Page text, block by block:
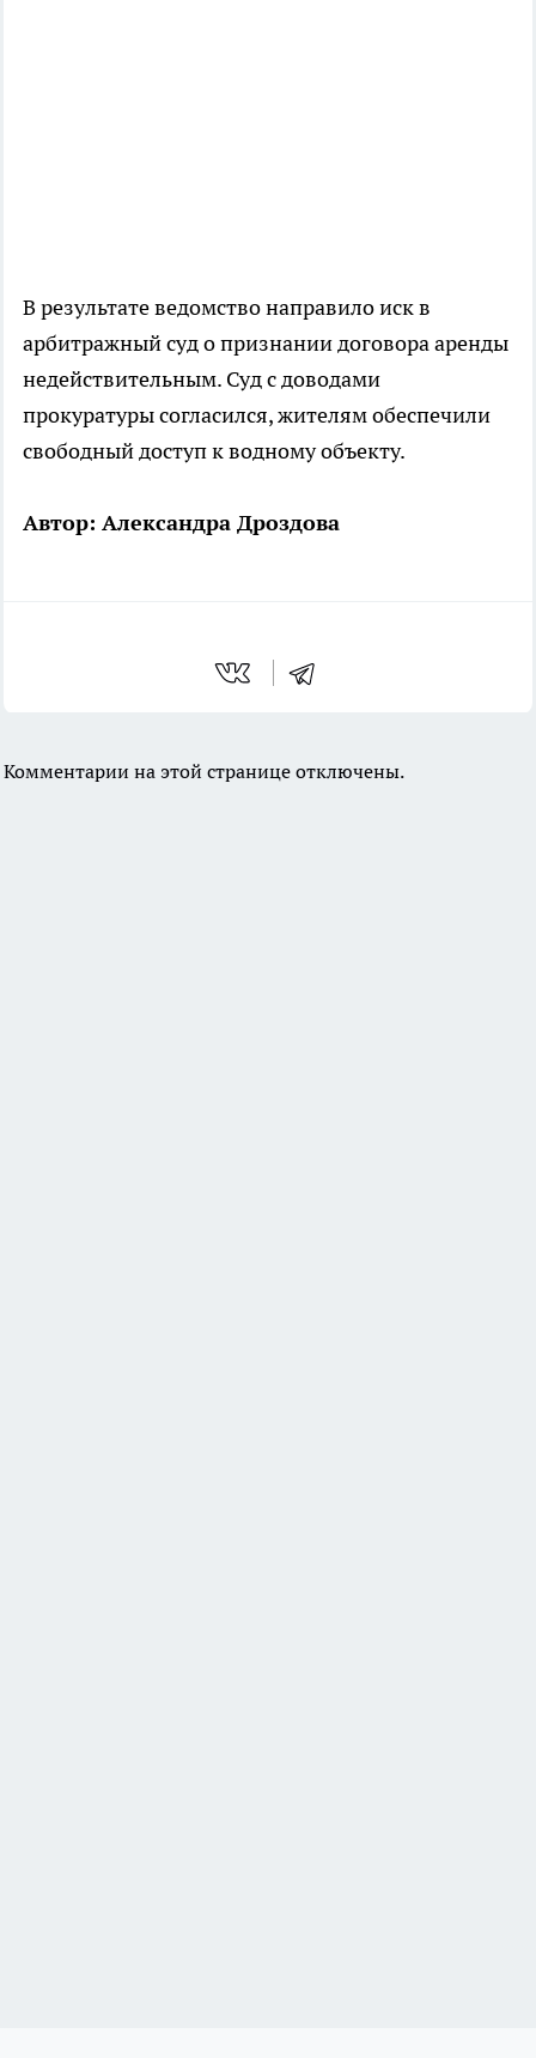
В результате ведомство направило иск в
арбитражный суд о признании договора аренды
недействительным. Суд с доводами
прокуратуры согласился, жителям обеспечили
свободный доступ к водному объекту.
Автор: Александра Дроздова
Комментарии на этой странице отключены.